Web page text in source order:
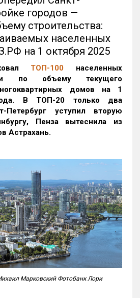
городов —
строительства:
населенных
на 1 октября 2025
ТОП-100 населенных
по объему текущего
домов на 1
В ТОП-20 только два
Петербург уступил вторую
Пенза вытеснила из
Астрахань.
Марковский Фотобанк Лори